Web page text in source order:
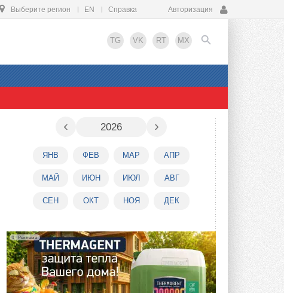
Выберите регион EN Справка Авторизация
TG VK RT MX
EN
‹ 2026 ›
ЯНВ ФЕВ МАР АПР
МАЙ ИЮН ИЮЛ АВГ
СЕН ОКТ НОЯ ДЕК
Реклама